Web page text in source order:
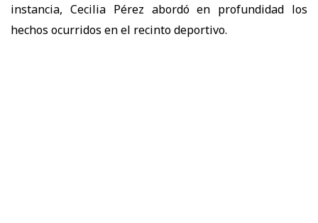
instancia, Cecilia Pérez abordó en profundidad los
hechos ocurridos en el recinto deportivo.